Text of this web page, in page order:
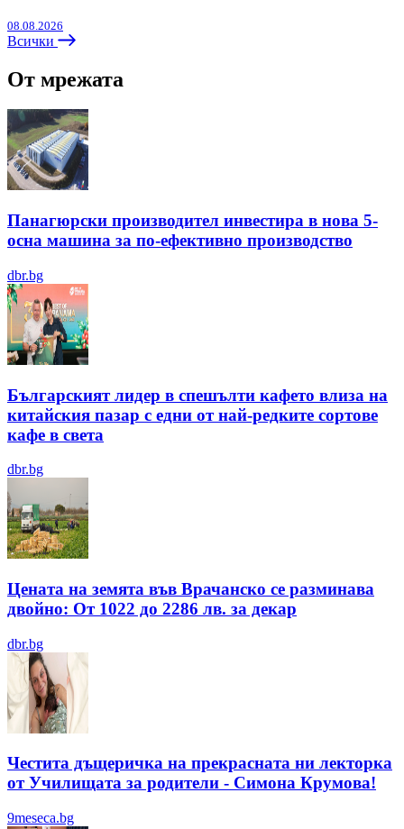
08.08.2026
Всички
От мрежата
Панагюрски производител инвестира в нова 5-
осна машина за по-ефективно производство
dbr.bg
Българският лидер в спешълти кафето влиза на
китайския пазар с едни от най-редките сортове
кафе в света
dbr.bg
Цената на земята във Врачанско се разминава
двойно: От 1022 до 2286 лв. за декар
dbr.bg
Честита дъщеричка на прекрасната ни лекторка
от Училищата за родители - Симона Крумова!
9meseca.bg